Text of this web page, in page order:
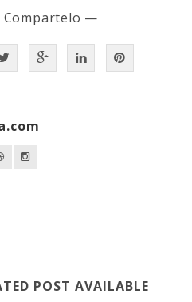
—
POST AVAILABLE